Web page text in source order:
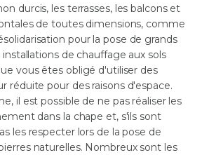
durcis, les terrasses, les balcons et
de toutes dimensions, comme
pour la pose de grands
de chauffage aux sols
vous êtes obligé d'utiliser des
réduite pour des raisons d'espace.
il est possible de ne pas réaliser les
dans la chape et, s'ils sont
les respecter lors de la pose de
naturelles. Nombreux sont les